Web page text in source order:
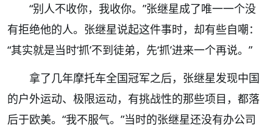
“别人不收你，我收你。”张继星成了唯一一个没
有拒绝他的人。张继星说起这件事时，却有些自嘲：
“其实就是当时‘抓’不到徒弟，先‘抓’进来一个再说。”
拿了几年摩托车全国冠军之后，张继星发现中国
的户外运动、极限运动，有挑战性的那些项目，都落
后于欧美。“我不服气。”当时的张继星还没有办公司